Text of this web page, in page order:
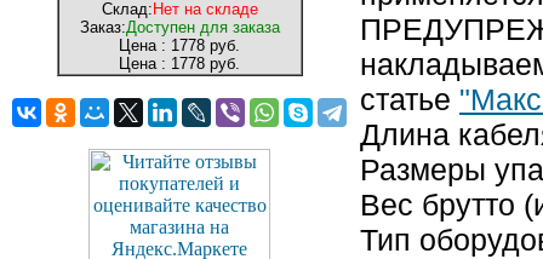
Склад: Нет на складе
Заказ:Доступен для заказа
Цена : 1778 руб.
Цена : 1778 руб.
статье
Длина
Размеры
Вес брутто
Тип